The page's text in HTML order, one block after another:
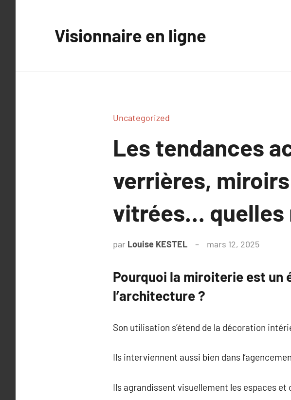
Visionnaire en ligne
Uncategorized
Les tendances
verrières,
vitrées… quelles
par Louise KESTEL mars 12, 2025
Pourquoi la miroiterie est un
l’architecture ?
Son utilisation s’étend de la décoration
Ils interviennent aussi bien dans
Ils agrandissent visuellement les espaces